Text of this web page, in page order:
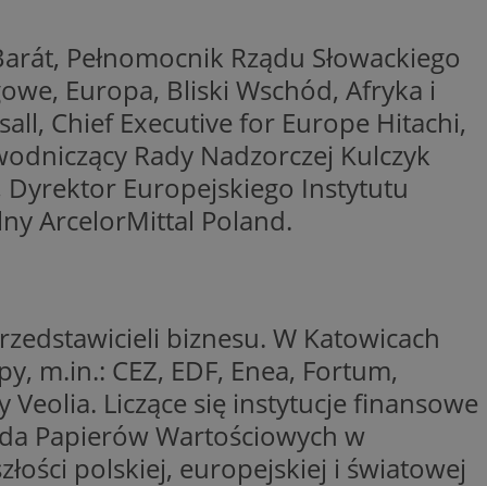
Pełnomocnik Rządu Słowackiego
Europa, Bliski Wschód, Afryka i
Chief Executive for Europe Hitachi,
Rady Nadzorczej Kulczyk
Dyrektor Europejskiego Instytutu
ArcelorMittal Poland.
biznesu. W Katowicach
m.in.: CEZ, EDF, Enea, Fortum,
Veolia. Liczące się instytucje finansowe
Papierów Wartościowych w
polskiej, europejskiej i światowej
gościa na
celów
usługę Cookie-
preferencji
na pliki cookie.
Cookie-
do
- co
usługi
Jest on
i służy do
sesji i kampanii
aby pomóc
widzisz w naszych
konkretnej
/
identyfikuje
jest używany
identyfikacji
do strony
aby śledzić
użytkowników i
w
użytkowników i
korzystania z